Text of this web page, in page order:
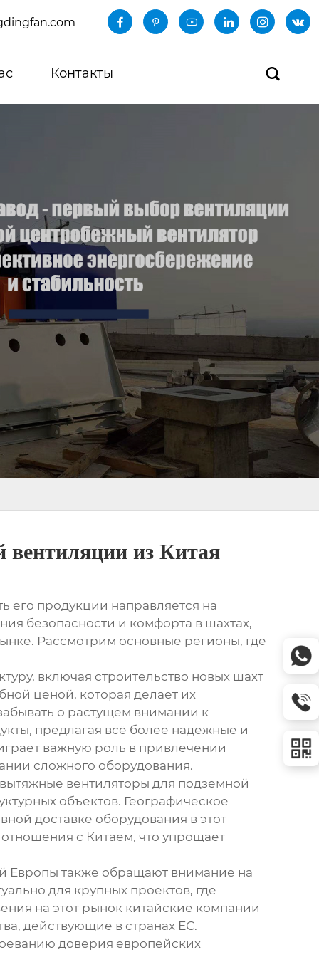
     
Контакты 
вентиляции из Китая
его продукции направляется на
безопасности и комфорта в шахтах,
Рассмотрим основные регионы, где
включая строительство новых шахт
ценой, которая делает их
о растущем внимании к
предлагая всё более надёжные и
важную роль в привлечении
сложного оборудования.
вентиляторы для подземной
объектов. Географическое
доставке оборудования в этот
с Китаем, что упрощает
Европы также обращают внимание на
для крупных проектов, где
на этот рынок китайские компании
действующие в странах ЕС.
доверия европейских